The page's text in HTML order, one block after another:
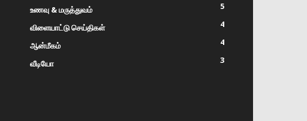
உணவு & மருத்துவம்
5
விளையாட்டு செய்திகள்
4
ஆன்மீகம்
4
வீடியோ
3